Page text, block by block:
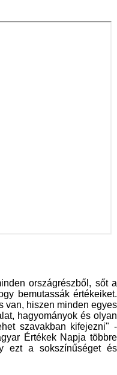
országrészből, sőt a
bemutassák értékeiket.
van, hiszen minden egyes
hagyományok és olyan
szavakban kifejezni" -
Értékek Napja többre
ezt a sokszínűséget és